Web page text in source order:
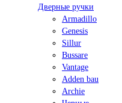
Дверные ручки
Armadillo
Genesis
Sillur
Bussare
Vantage
Adden bau
Archie